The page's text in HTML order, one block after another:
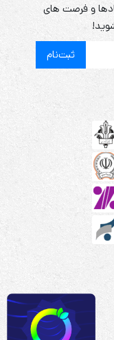
و فرصت های
ثبت‌نام